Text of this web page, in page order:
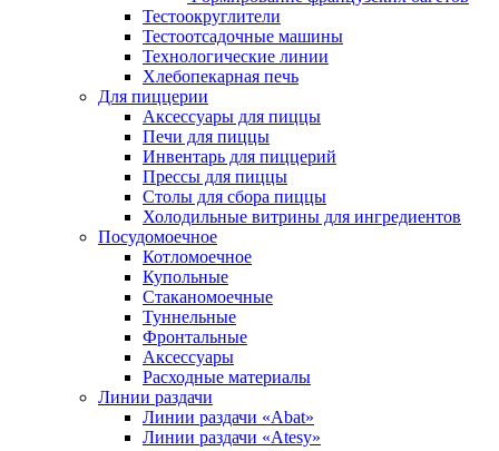
Тестоокруглители
Тестоотсадочные машины
Технологические линии
Хлебопекарная печь
Для пиццерии
Аксессуары для пиццы
Печи для пиццы
Инвентарь для пиццерий
Прессы для пиццы
Столы для сбора пиццы
Холодильные витрины для ингредиентов
Посудомоечное
Котломоечное
Купольные
Стаканомоечные
Туннельные
Фронтальные
Аксессуары
Расходные материалы
Линии раздачи
Линии раздачи «Abat»
Линии раздачи «Atesy»